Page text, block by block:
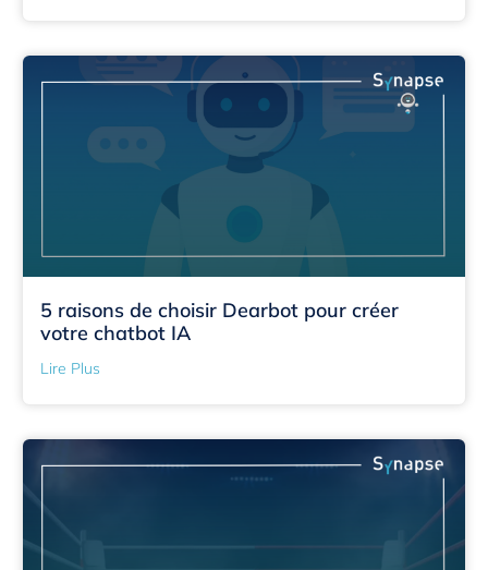
5 raisons de choisir Dearbot pour créer
votre chatbot IA
Lire Plus